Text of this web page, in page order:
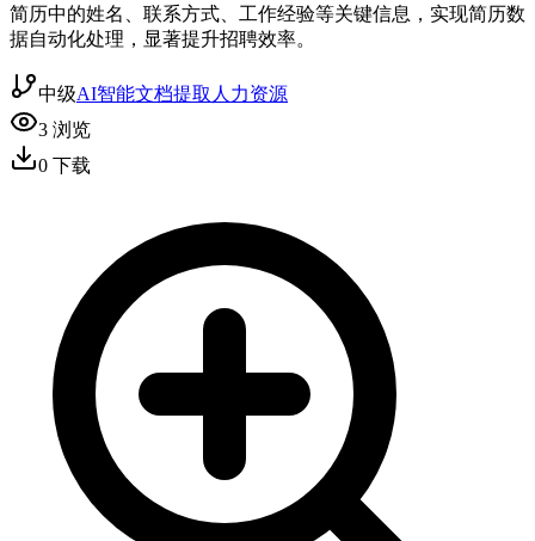
简历中的姓名、联系方式、工作经验等关键信息，实现简历数
据自动化处理，显著提升招聘效率。
中级AI智能文档提取 人力资源
3 浏览
0 下载